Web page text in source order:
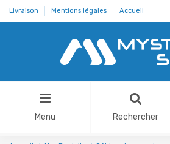
Livraison Mentions légales Accueil
Menu Rechercher